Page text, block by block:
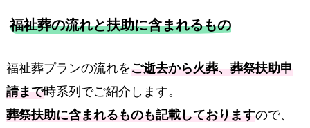
域
倍
野
区
福祉葬の流れと扶助に含まれるもの
福祉葬プランの流れをご逝去から火葬、葬祭扶助申
請まで時系列でご紹介します。
葬祭扶助に含まれるものも記載しておりますので、